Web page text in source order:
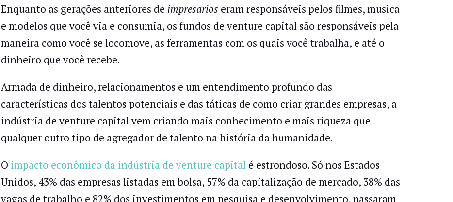
Enquanto as gerações anteriores de impresarios eram responsáveis pelos filmes, musica
e modelos que você via e consumia, os fundos de venture capital são responsáveis pela
maneira como você se locomove, as ferramentas com os quais você trabalha, e até o
dinheiro que você recebe.
Armada de dinheiro, relacionamentos e um entendimento profundo das
características dos talentos potenciais e das táticas de como criar grandes empresas, a
indústria de venture capital vem criando mais conhecimento e mais riqueza que
qualquer outro tipo de agregador de talento na história da humanidade.
O impacto econômico da indústria de venture capital é estrondoso. Só nos Estados
Unidos, 43% das empresas listadas em bolsa, 57% da capitalização de mercado, 38% das
vagas de trabalho e 82% dos investimentos em pesquisa e desenvolvimento, passaram